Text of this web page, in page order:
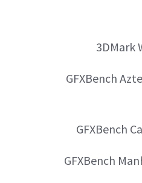
3DMark
GFXBench
GFXBench
GFXBench